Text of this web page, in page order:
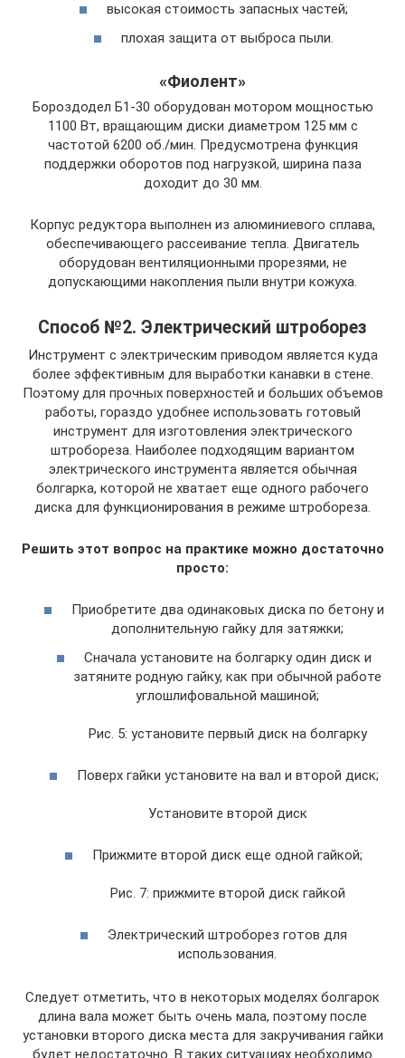
высокая стоимость запасных частей;
плохая защита от выброса пыли.
«Фиолент»
Бороздодел Б1-30 оборудован мотором мощностью
1100 Вт, вращающим диски диаметром 125 мм с
частотой 6200 об./мин. Предусмотрена функция
поддержки оборотов под нагрузкой, ширина паза
доходит до 30 мм.
Корпус редуктора выполнен из алюминиевого сплава,
обеспечивающего рассеивание тепла. Двигатель
оборудован вентиляционными прорезями, не
допускающими накопления пыли внутри кожуха.
Способ №2. Электрический штроборез
Инструмент с электрическим приводом является куда
более эффективным для выработки канавки в стене.
Поэтому для прочных поверхностей и больших объемов
работы, гораздо удобнее использовать готовый
инструмент для изготовления электрического
штробореза. Наиболее подходящим вариантом
электрического инструмента является обычная
болгарка, которой не хватает еще одного рабочего
диска для функционирования в режиме штробореза.
Решить этот вопрос на практике можно достаточно
просто:
Приобретите два одинаковых диска по бетону и
дополнительную гайку для затяжки;
Сначала установите на болгарку один диск и
затяните родную гайку, как при обычной работе
углошлифовальной машиной;
Рис. 5: установите первый диск на болгарку
Поверх гайки установите на вал и второй диск;
Установите второй диск
Прижмите второй диск еще одной гайкой;
Рис. 7: прижмите второй диск гайкой
Электрический штроборез готов для
использования.
Следует отметить, что в некоторых моделях болгарок
длина вала может быть очень мала, поэтому после
установки второго диска места для закручивания гайки
будет недостаточно. В таких ситуациях необходимо